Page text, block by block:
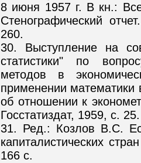
8 июня 1957 г. В кн.:
Стенографический
260.
30. Выступление на
статистики" по
методов в
применении математики
об отношении к
Госстатиздат, 1959, с. 25.
31. Ред.: Козлов В.С.
капиталистических
166 с.